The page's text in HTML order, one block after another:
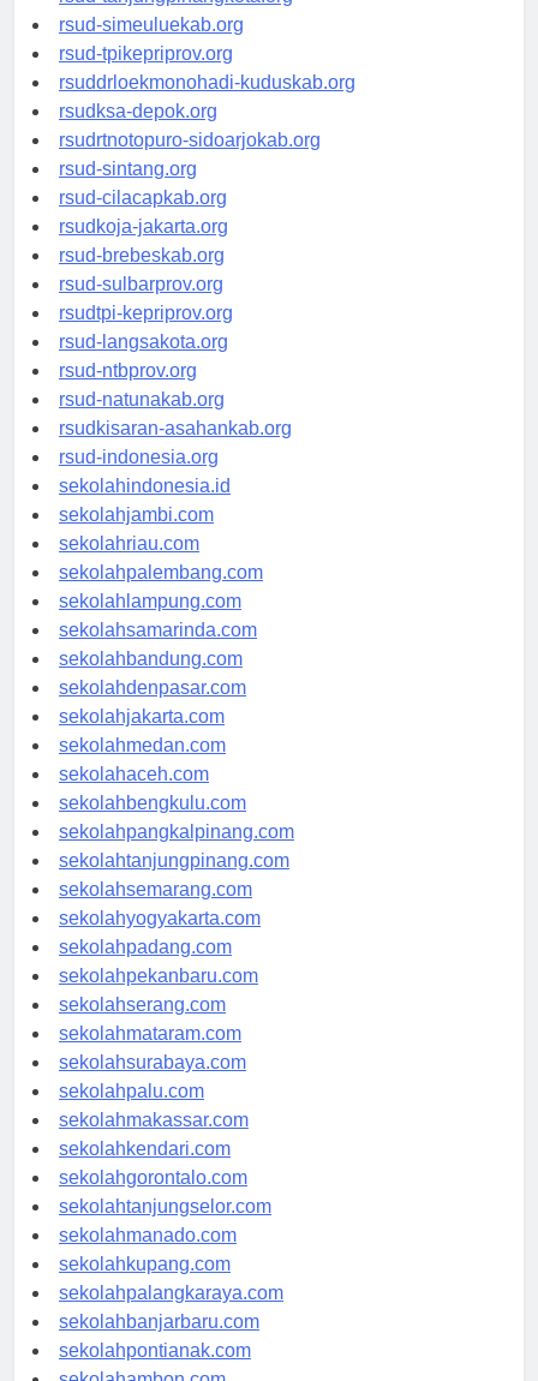
rsud-tanjungpinangkota.org
rsud-simeuluekab.org
rsud-tpikepriprov.org
rsuddrloekmonohadi-kuduskab.org
rsudksa-depok.org
rsudrtnotopuro-sidoarjokab.org
rsud-sintang.org
rsud-cilacapkab.org
rsudkoja-jakarta.org
rsud-brebeskab.org
rsud-sulbarprov.org
rsudtpi-kepriprov.org
rsud-langsakota.org
rsud-ntbprov.org
rsud-natunakab.org
rsudkisaran-asahankab.org
rsud-indonesia.org
sekolahindonesia.id
sekolahjambi.com
sekolahriau.com
sekolahpalembang.com
sekolahlampung.com
sekolahsamarinda.com
sekolahbandung.com
sekolahdenpasar.com
sekolahjakarta.com
sekolahmedan.com
sekolahaceh.com
sekolahbengkulu.com
sekolahpangkalpinang.com
sekolahtanjungpinang.com
sekolahsemarang.com
sekolahyogyakarta.com
sekolahpadang.com
sekolahpekanbaru.com
sekolahserang.com
sekolahmataram.com
sekolahsurabaya.com
sekolahpalu.com
sekolahmakassar.com
sekolahkendari.com
sekolahgorontalo.com
sekolahtanjungselor.com
sekolahmanado.com
sekolahkupang.com
sekolahpalangkaraya.com
sekolahbanjarbaru.com
sekolahpontianak.com